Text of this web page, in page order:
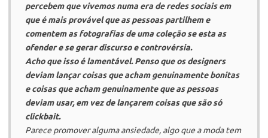
percebem que vivemos numa era de redes sociais em
que é mais provável que as pessoas partilhem e
comentem as fotografias de uma coleção se esta as
ofender e se gerar discurso e controvérsia.
Acho que isso é lamentável. Penso que os designers
deviam lançar coisas que acham genuinamente bonitas
e coisas que acham genuinamente que as pessoas
deviam usar, em vez de lançarem coisas que são só
clickbait.
Parece promover alguma ansiedade, algo que a moda tem